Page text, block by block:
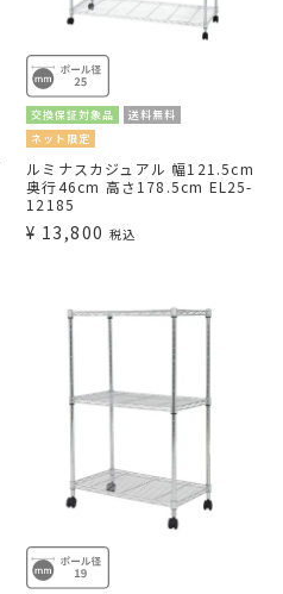
交換保証対象品
送料無料
ネット限定
ルミナスカジュアル 幅121.5cm
奥行46cm 高さ178.5cm EL25-
12185
¥ 13,800 税込